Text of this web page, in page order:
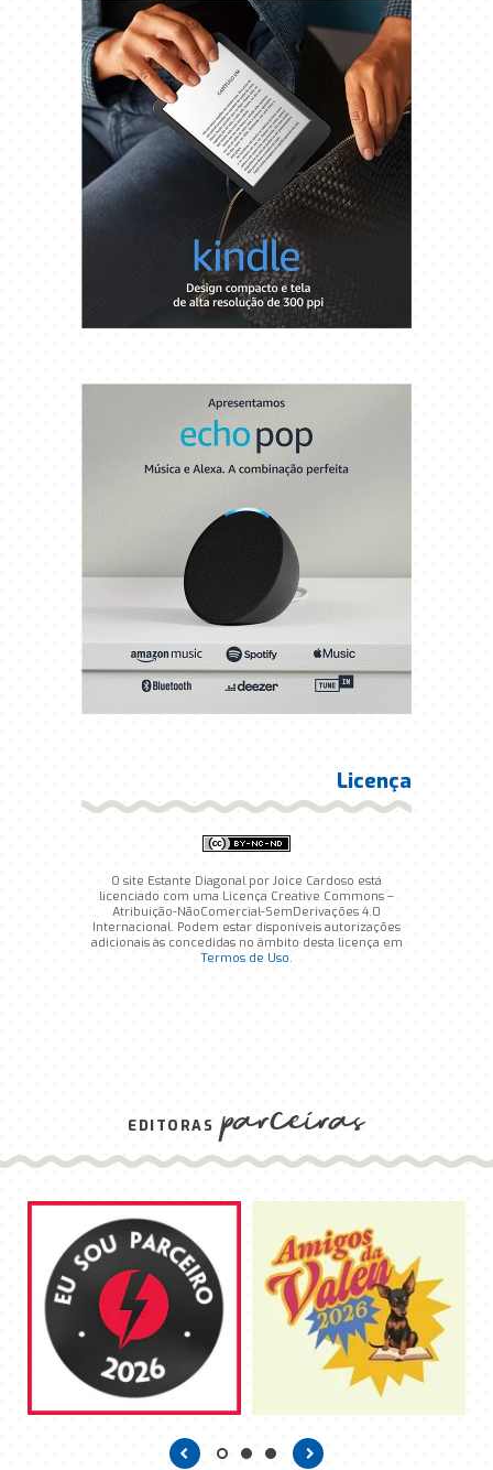
Licença
O site Estante Diagonal por Joice Cardoso está
licenciado com uma Licença Creative Commons –
Atribuição-NãoComercial-SemDerivações 4.0
Internacional. Podem estar disponíveis autorizações
adicionais às concedidas no âmbito desta licença em
Termos de Uso.
EDITORAS parceiras